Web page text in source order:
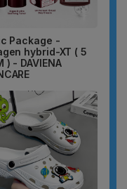
Package -
hybrid-XT ( 5
) - DAVIENA